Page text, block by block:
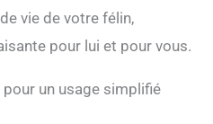
pour chat peut enregistrer
10 secondes de voix
C'est ainsi
me parler avant de
vie de votre félin,
pour lui et pour vous.
un usage simplifié